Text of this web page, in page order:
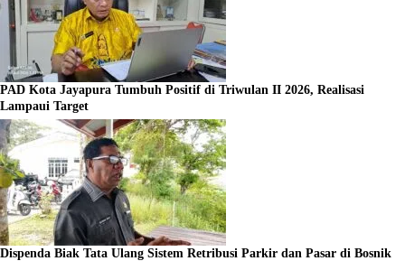
PAD Kota Jayapura Tumbuh Positif di Triwulan II 2026, Realisasi
Lampaui Target
Dispenda Biak Tata Ulang Sistem Retribusi Parkir dan Pasar di Bosnik